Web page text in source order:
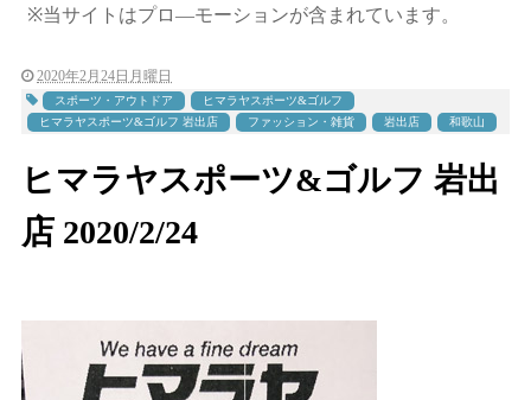
※当サイトはプロ―モーションが含まれています。
2020年2月24日月曜日
スポーツ・アウトドア
ヒマラヤスポーツ&ゴルフ
ヒマラヤスポーツ&ゴルフ 岩出店
ファッション・雑貨 岩出店 和歌山
ヒマラヤスポーツ&ゴルフ 岩出
店 2020/2/24